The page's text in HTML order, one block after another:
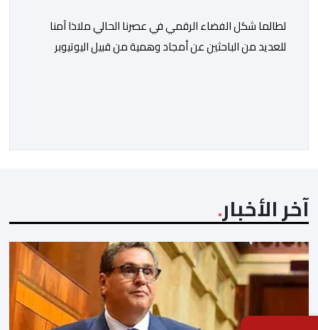
لطالما شكل الفضاء الرقمي في عصرنا الحالي ملاذا آمنا
للعديد من الباحثين عن أمجاد وهمية من قبيل اليوتيوبر
يقتات على استعطاف الجماهير ودغدغة […]
آخر الأخبار